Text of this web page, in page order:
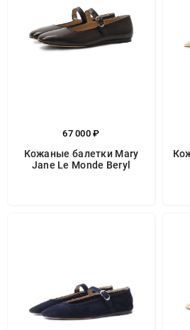
67 000 ₽
Кожаные балетки Mary
Jane Le Monde Beryl